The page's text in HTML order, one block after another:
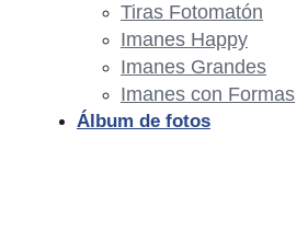
Tiras Fotomatón
Imanes Happy
Imanes Grandes
Imanes con Formas
Álbum de fotos